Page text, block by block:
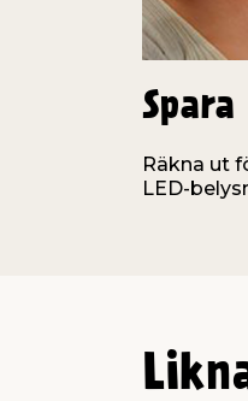
Räkna ut
LED-